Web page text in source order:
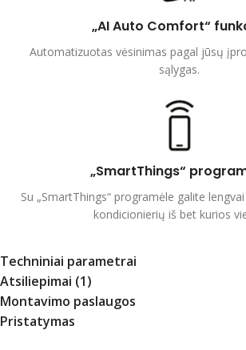
„AI Auto Comfort“
Automatizuotas vėsinimas pagal jūsų
sąlygas.
„SmartThings“
Su „SmartThings“ programėle galite
kondicionierių iš bet kurios
Techniniai parametrai
Atsiliepimai (1)
Montavimo paslaugos
Pristatymas